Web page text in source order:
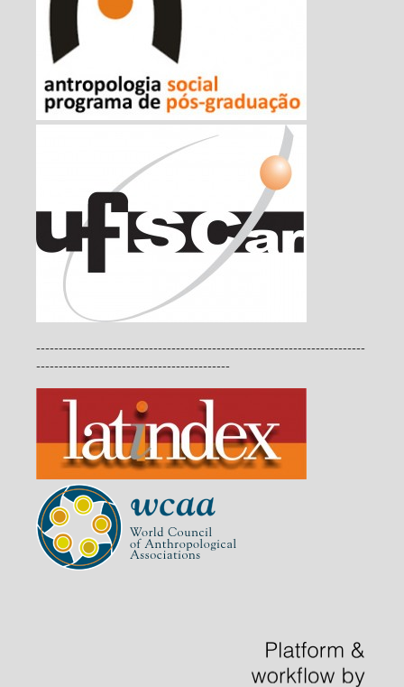
-------------------------------------------------------------------------
-------------------------------------------